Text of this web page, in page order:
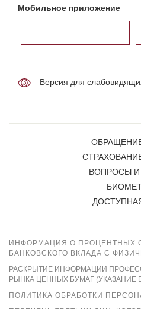
Мобильное приложение
Версия для
ВОПРОСЫ
ИНФОРМАЦИЯ О ПРОЦЕНТНЫХ
БАНКОВСКОГО ВКЛАДА С
РАСКРЫТИЕ ИНФОРМАЦИИ
РЫНКА ЦЕННЫХ БУМАГ (УКАЗАНИЕ
ПОЛИТИКА ОБРАБОТКИ